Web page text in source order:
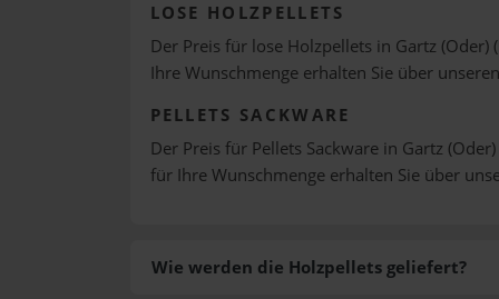
LOSE HOLZPELLETS
Der Preis für lose Holzpellets in Gartz (Oder)
Ihre Wunschmenge erhalten Sie über unseren
PELLETS SACKWARE
Der Preis für Pellets Sackware in Gartz
für Ihre Wunschmenge erhalten Sie über
Wie werden die Holzpellets geliefert?